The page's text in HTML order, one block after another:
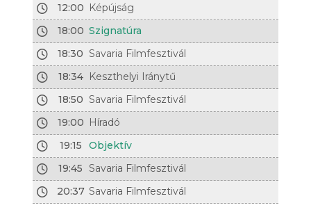
12:00 Képújság
18:00 Szignatúra
18:30 Savaria Filmfesztivál
18:34 Keszthelyi Iránytű
18:50 Savaria Filmfesztivál
19:00 Híradó
19:15
Objektív
19:45
Savaria Filmfesztivál
20:37 Savaria Filmfesztivál